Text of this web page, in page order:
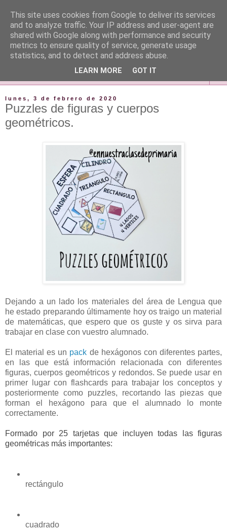
lunes, 3 de febrero de 2020
Puzzles de figuras y cuerpos
geométricos.
Dejando a un lado los materiales del área de Lengua que
he estado preparando últimamente hoy os traigo un material
de matemáticas, que espero que os guste y os sirva para
trabajar en clase con vuestro alumnado.
El material es un pack de hexágonos con diferentes partes,
en las que está información relacionada con diferentes
figuras, cuerpos geométricos y redondos. Se puede usar en
primer lugar con flashcards para trabajar los conceptos y
posteriormente como puzzles, recortando las piezas que
forman el hexágono para que el alumnado lo monte
correctamente.
Formado por 25 tarjetas que incluyen todas las figuras
geométricas más importantes:
rectángulo
cuadrado
This site uses cookies from Google to deliver its services
and to analyze traffic. Your IP address and user-agent are
shared with Google along with performance and security
metrics to ensure quality of service, generate usage
statistics, and to detect and address abuse.
LEARN MORE GOT IT